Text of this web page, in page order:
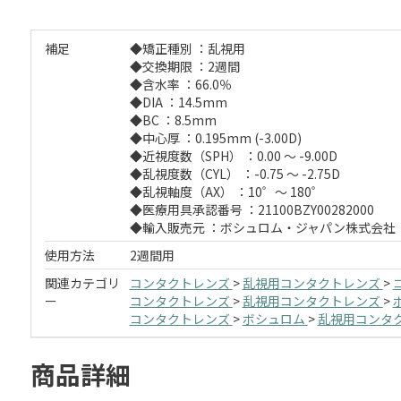
補足
◆矯正種別 ：乱視用
◆交換期限 ：2週間
◆含水率 ：66.0％
◆DIA ：14.5mm
◆BC ：8.5mm
◆中心厚 ：0.195mm (-3.00D)
◆近視度数（SPH） ：0.00 ～ -9.00D
◆乱視度数（CYL） ：-0.75 ～ -2.75D
◆乱視軸度（AX） ：10゜～ 180゜
◆医療用具承認番号 ：21100BZY00282000
◆輸入販売元 ：ボシュロム・ジャパン株式会社
使用方法
2週間用
関連カテゴリ
ー
コンタクトレンズ >乱視用コンタクトレンズ >
コンタクトレンズ >乱視用コンタクトレンズ >
コンタクトレンズ >ボシュロム >乱視用コンタ
商品詳細